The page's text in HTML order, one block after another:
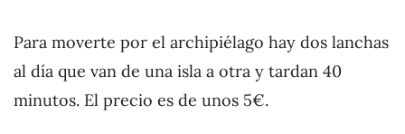
Para moverte por el archipiélago hay dos lanchas
al día que van de una isla a otra y tardan 40
minutos. El precio es de unos 5€.